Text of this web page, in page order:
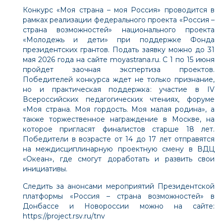
Конкурс «Моя страна – моя Россия» проводится в
рамках реализации федерального проекта «Россия –
страна возможностей» национального проекта
«Молодежь и дети» при поддержке Фонда
президентских грантов. Подать заявку можно до 31
мая 2026 года на сайте moyastrana.ru. С 1 по 15 июня
пройдет заочная экспертиза проектов.
Победителей конкурса ждет не только признание,
но и практическая поддержка: участие в IV
Всероссийских педагогических чтениях, форуме
«Моя страна. Моя гордость. Моя малая родина», а
также торжественное награждение в Москве, на
которое пригласят финалистов старше 18 лет.
Победители в возрасте от 14 до 17 лет отправятся
на междисциплинарную проектную смену в ВДЦ
«Океан», где смогут доработать и развить свои
инициативы.
Следить за анонсами мероприятий Президентской
платформы «Россия – страна возможностей» в
Донбассе и Новороссии можно на сайте:
https://project.rsv.ru/tnv